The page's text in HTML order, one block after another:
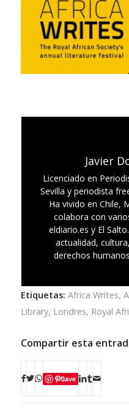
Javier
Licenciado en
Sevilla y periodista
Ha vivido en Chile,
colabora con
eldiario.es y El
actualidad,
derechos
Etiquetas: Africa Writes,
Library, Londres, Royal
Compartir esta
Save